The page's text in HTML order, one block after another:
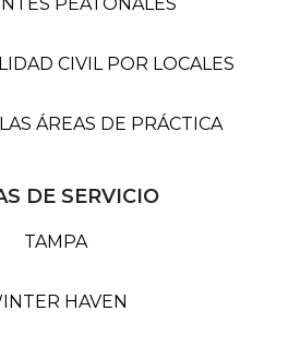
CIVIL POR LOCALES
ÁREAS DE PRÁCTICA
DE SERVICIO
TAMPA
HAVEN